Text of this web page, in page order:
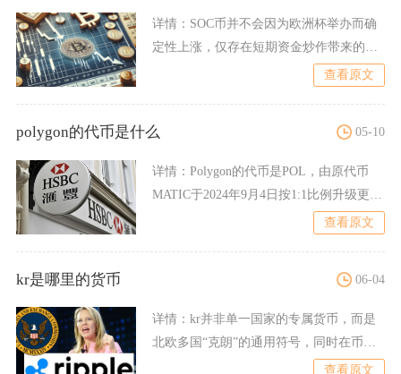
详情： SOC币并不会因为欧洲杯举办而确
定性上涨，仅存在短期资金炒作带来的脉
查看原文
polygon的代币是什么 05-10
详情： Polygon的代币是POL，由原代币
MATIC于2024年9月4日按1:1比例升级更名
查看原文
kr是哪里的货币 06-04
详情： kr并非单一国家的专属货币，而是
北欧多国“克朗”的通用符号，同时在币圈
查看原文